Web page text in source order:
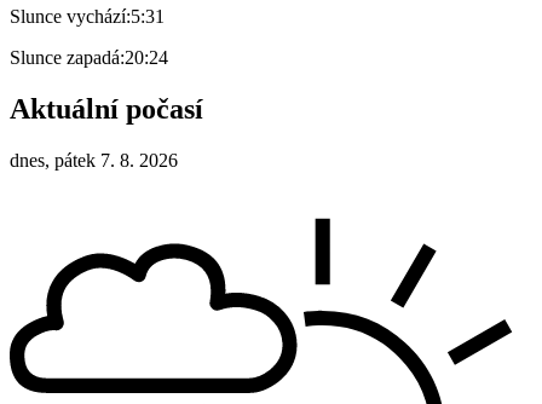
Slunce vychází:5:31
Slunce zapadá:20:24
Aktuální počasí
dnes, pátek 7. 8. 2026